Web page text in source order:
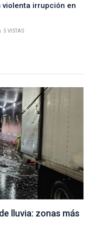
irrupción en
5VISTAS
lluvia: zonas más